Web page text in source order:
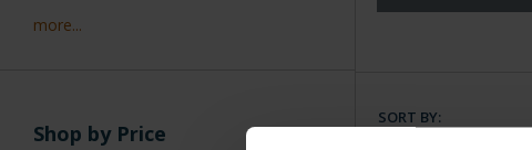
more...
Shop by Price
SORT BY: